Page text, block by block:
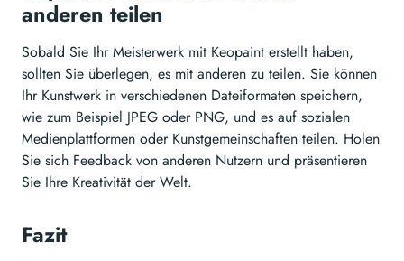
anderen teilen
Sobald Sie Ihr Meisterwerk mit Keopaint erstellt haben,
sollten Sie überlegen, es mit anderen zu teilen. Sie können
Ihr Kunstwerk in verschiedenen Dateiformaten speichern,
wie zum Beispiel JPEG oder PNG, und es auf sozialen
Medienplattformen oder Kunstgemeinschaften teilen. Holen
Sie sich Feedback von anderen Nutzern und präsentieren
Sie Ihre Kreativität der Welt.
Fazit